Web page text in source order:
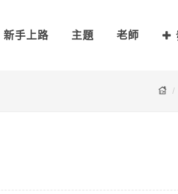
新手上路 主題 老師